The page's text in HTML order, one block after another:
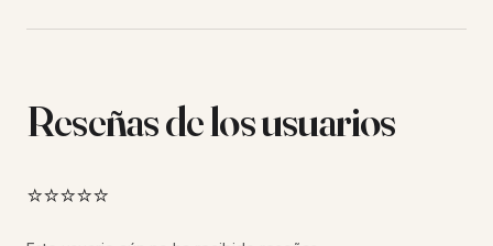
Reseñas de los usuarios
⭐⭐⭐⭐⭐